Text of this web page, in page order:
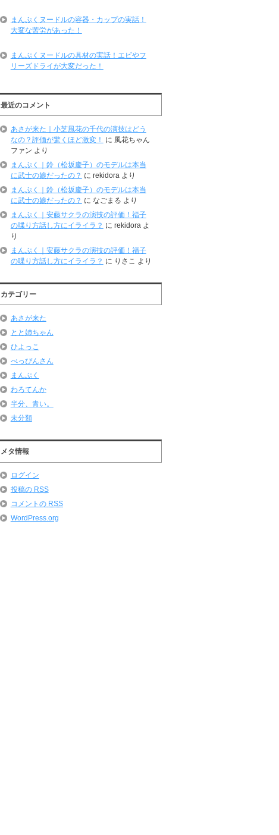
まんぷくヌードルの容器・カップの実話！
大変な苦労があった！
まんぷくヌードルの具材の実話！エビやフ
リーズドライが大変だった！
最近のコメント
あさが来た｜小芝風花の千代の演技はどう
なの？評価が驚くほど激変！
に 風花ちゃん
ファン より
まんぷく｜鈴（松坂慶子）のモデルは本当
に武士の娘だったの？ に rekidora より
まんぷく｜鈴（松坂慶子）のモデルは本当
に武士の娘だったの？ に なごまる より
まんぷく｜安藤サクラの演技の評価！福子
の喋り方話し方にイライラ？ に rekidora よ
り
まんぷく｜安藤サクラの演技の評価！福子
の喋り方話し方にイライラ？ に りさこ より
カテゴリー
あさが来た
とと姉ちゃん
ひよっこ
べっぴんさん
まんぷく
わろてんか
半分、青い。
未分類
メタ情報
ログイン
投稿の RSS
コメントの RSS
WordPress.org